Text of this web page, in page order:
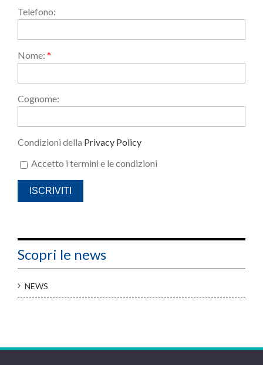
Telefono:
Nome: *
Cognome:
Condizioni della Privacy Policy
Accetto i termini e le condizioni
Scopri le news
NEWS